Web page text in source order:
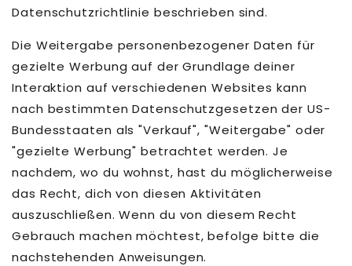
Datenschutzrichtlinie beschrieben sind.
Die Weitergabe personenbezogener Daten für
gezielte Werbung auf der Grundlage deiner
Interaktion auf verschiedenen Websites kann
nach bestimmten Datenschutzgesetzen der US-
Bundesstaaten als "Verkauf", "Weitergabe" oder
"gezielte Werbung" betrachtet werden. Je
nachdem, wo du wohnst, hast du möglicherweise
das Recht, dich von diesen Aktivitäten
auszuschließen. Wenn du von diesem Recht
Gebrauch machen möchtest, befolge bitte die
nachstehenden Anweisungen.